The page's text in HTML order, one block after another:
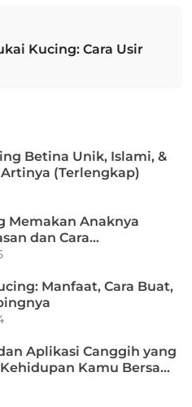
Kucing: Cara Usir
Betina Unik, Islami, &
(Terlengkap)
Memakan Anaknya
dan Cara
Manfaat, Cara Buat,
Aplikasi Canggih yang
Kamu Bersama